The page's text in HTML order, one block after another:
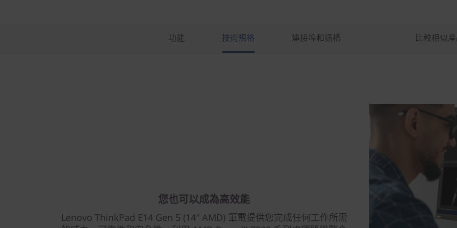
功能 技術規格 連接埠和插槽 比較相似
您也可以成為高效能
Lenovo ThinkPad E14 Gen 5 (14″ AMD) 筆電提供您完成任何工作所需